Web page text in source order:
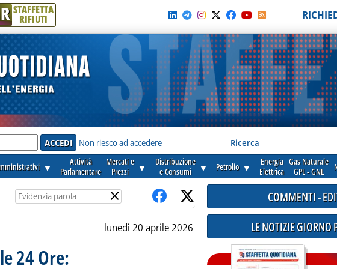
R STAFFETTA
RIFIUTI
Non riesco ad accedere Ricerca
▼
Attività
Parlamentare
Mercati e
Prezzi
▼
Distribuzione
e Consumi
▼ Petrolio ▼
Energia
Elettrica
Gas Naturale
GPL - GNL
×
lunedì 20 aprile 2026
24 Ore:
COMMENTI -
LE NOTIZIE GIORNO